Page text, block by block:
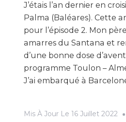
J’étais l’an dernier en
Palma (Baléares). Cette
pour l’épisode 2. Mon
amarres du Santana et
d’une bonne dose
programme Toulon –
J’ai embarqué à
Mis À Jour Le 16 Juillet 2022